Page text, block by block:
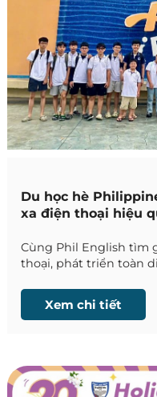
Du học hè
xa điện thoại hiệu
Cùng Phil English tìm
thoại, phát triển toàn
Xem chi tiết